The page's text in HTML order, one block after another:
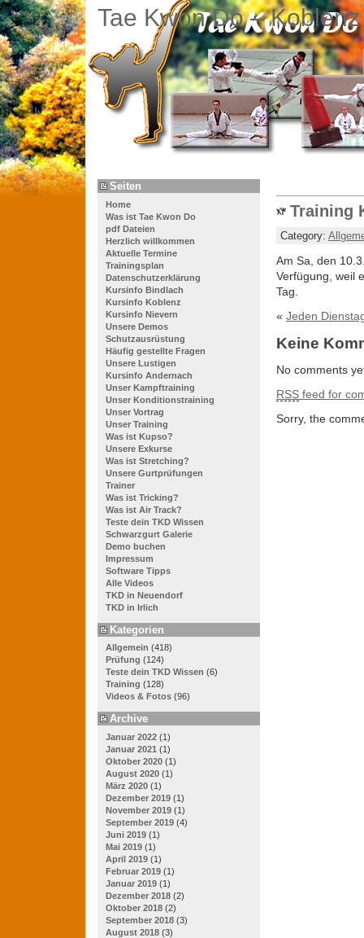
Tae Kwon Do –
Seiten
Home
Was ist Tae Kwon Do
pdf Dateien
Herzlich willkommen
Aktuelle Termine
Trainingsplan
Datenschutzerklärung
Kursinfo Bindlach
Kursinfo Koblenz
Kursinfo Nievern
Unsere Demos
Schutzausrüstung
Häufig gestellte Fragen
Unsere Lustigen
Kursinfo Andernach
Unser Kampftraining
Unser Konditionstraining
Unser Vortrag
Unser Training
Was ist Kupso?
Unsere Exkurse
Was ist Stretching?
Unsere Gurtprüfungen
Trainer
Was ist Tricking?
Was ist Air Track?
Teste dein TKD Wissen
Schwarzgurt Galerie
Demo buchen
Impressum
Software Tipps
Alle Videos
TKD in Neuendorf
TKD in Irlich
Kategorien
Allgemein (418)
Prüfung (124)
Teste dein TKD Wissen (6)
Training (128)
Videos & Fotos (96)
Archive
Januar 2022 (1)
Januar 2021 (1)
Oktober 2020 (1)
August 2020 (1)
März 2020 (1)
Dezember 2019 (1)
November 2019 (1)
September 2019 (4)
Juni 2019 (1)
Mai 2019 (1)
April 2019 (1)
Februar 2019 (1)
Januar 2019 (1)
Dezember 2018 (2)
Oktober 2018 (2)
September 2018 (3)
August 2018 (3)
Training
Category:
Am Sa, den
Verfügung, weil
Tag.
« Jeden
Keine
No comments
RSS feed for
Sorry, the